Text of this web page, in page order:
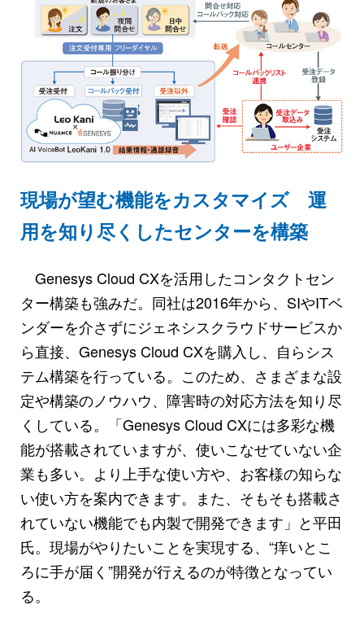
現場が望む機能をカスタマイズ 運
用を知り尽くしたセンターを構築
Genesys Cloud CXを活用したコンタクトセン
ター構築も強みだ。同社は2016年から、SIやITベ
ンダーを介さずにジェネシスクラウドサービスか
ら直接、Genesys Cloud CXを購入し、自らシス
テム構築を行っている。このため、さまざまな設
定や構築のノウハウ、障害時の対応方法を知り尽
くしている。「Genesys Cloud CXには多彩な機
能が搭載されていますが、使いこなせていない企
業も多い。より上手な使い方や、お客様の知らな
い使い方を案内できます。また、そもそも搭載さ
れていない機能でも内製で開発できます」と平田
氏。現場がやりたいことを実現する、“痒いとこ
ろに手が届く”開発が行えるのが特徴となってい
る。